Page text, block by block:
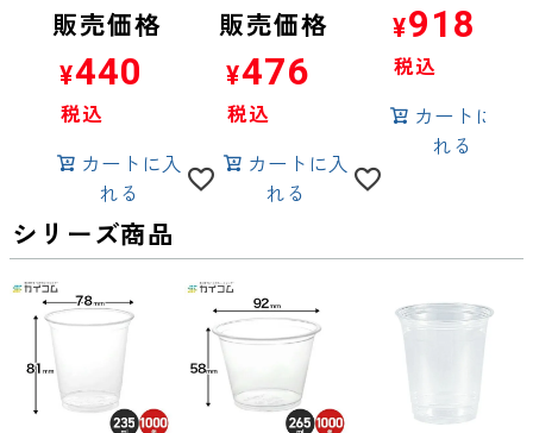
販売価格
¥440
税込
カートに入
れる
販売価格
¥476
税込
カートに入
れる
¥918
税込
カートに入
れる
シリーズ商品